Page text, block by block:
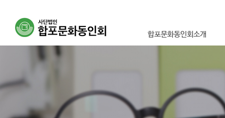
합포문화동인회소개
조직도
오시는길